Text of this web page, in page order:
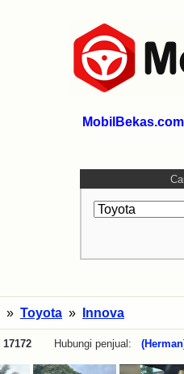
MobilBekas.com
» Toyota » Innova
17172 Hubungi penjual: